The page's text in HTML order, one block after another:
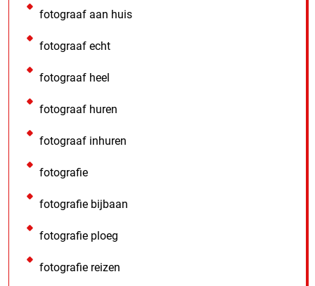
fotograaf aan huis
fotograaf echt
fotograaf heel
fotograaf huren
fotograaf inhuren
fotografie
fotografie bijbaan
fotografie ploeg
fotografie reizen